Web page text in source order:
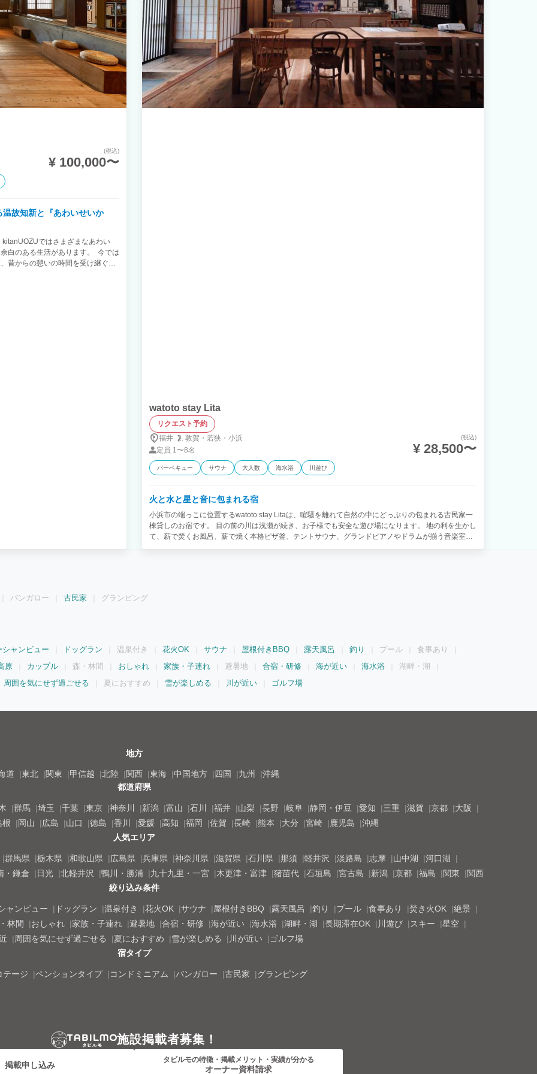
(税込)
¥ 100,000〜
故知新と『あわいせいか
白のある生活があります。 今では
昔からの憩いの時間を受け継ぐ囲
watoto stay Lita
リクエスト予約
福井
敦賀・ 若狭・ 小浜
定員 1〜8名
(税込)
¥ 28,500〜
バーベキュー サウナ 大人数 海水浴 川遊び
火と水と星と音に包まれる宿
小浜市の端っこに位置するwatoto stay Litaは、喧騒を離れて自然の中にどっぷりの包まれる古民家一
棟貸しのお宿です。 目の前の川は浅瀬が続き、お子様でも安全な遊び場になります。 地の利を生かし
て、薪で焚くお風呂、薪で焼く本格ピザ釜、テントサウナ、グランドピアノやドラムが揃う音楽室で
バンガロー 古民家 グランピング
シャンビュー ドッグラン 温泉付き 花火OK サウナ 屋根付きBBQ 露天風呂 釣り プール
食事あり
原 カップル 森・林間 おしゃれ 家族・子連れ 避暑地 合宿・研修 海が近い 海水浴
湖畔・湖
周囲を気にせず過ごせる 夏におすすめ 雪が楽しめる 川が近い ゴルフ場
地方
道 東北 関東 甲信越 北陸 関西 東海 中国地方 四国 九州
沖縄
都道府県
群馬 埼玉 千葉 東京 神奈川 新潟 富山 石川 福井 山梨 長野 岐阜 静岡・伊豆 愛知 三重 滋賀 京都
大阪
根 岡山 広島 山口 徳島 香川 愛媛 高知 福岡 佐賀 長崎 熊本 大分 宮崎 鹿児島
沖縄
人気エリア
群馬県 栃木県 和歌山県 広島県 兵庫県 神奈川県 滋賀県 石川県 那須 軽井沢 淡路島 志摩 山中湖
河口湖
・鎌倉 日光 北軽井沢 鴨川・勝浦 九十九里・一宮 木更津・富津 猪苗代 石垣島 宮古島 新潟 京都 福島 関東
関西
絞り込み条件
ャンビュー ドッグラン 温泉付き 花火OK サウナ 屋根付きBBQ 露天風呂 釣り プール 食事あり 焚き火OK
絶景
林間 おしゃれ 家族・子連れ 避暑地 合宿・研修 海が近い 海水浴 湖畔・湖 長期滞在OK 川遊び スキー
星空
周囲を気にせず過ごせる 夏におすすめ 雪が楽しめる 川が近い
ゴルフ場
宿タイプ
テージ ペンションタイプ コンドミニアム バンガロー 古民家 グランピング
施設掲載者募集！
掲載申し込み
タビルモの特徴・掲載メリット・実績が分かる
オーナー資料請求